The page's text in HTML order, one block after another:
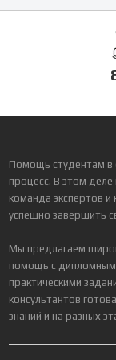
Помощь студентам в
процесс. В этом
команда экспертов и
успешно завершить
Мы предлагаем
помощь с
практическими
консультантов
знаний и на разных